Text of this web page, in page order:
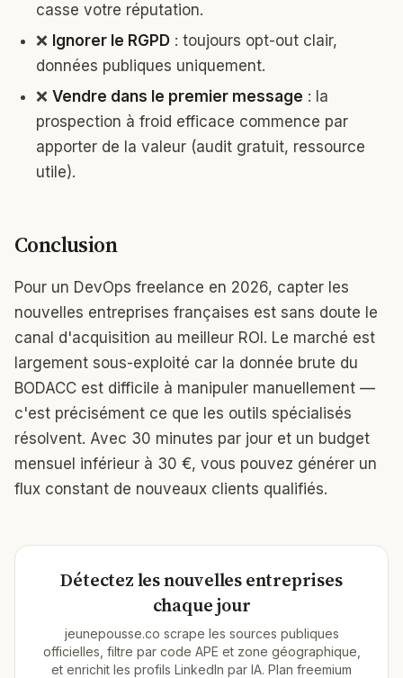
casse votre réputation.
❌ Ignorer le RGPD : toujours opt-out clair,
données publiques uniquement.
❌ Vendre dans le premier message : la
prospection à froid efficace commence par
apporter de la valeur (audit gratuit, ressource
utile).
Conclusion
Pour un DevOps freelance en 2026, capter les
nouvelles entreprises françaises est sans doute le
canal d'acquisition au meilleur ROI. Le marché est
largement sous-exploité car la donnée brute du
BODACC est difficile à manipuler manuellement —
c'est précisément ce que les outils spécialisés
résolvent. Avec 30 minutes par jour et un budget
mensuel inférieur à 30 €, vous pouvez générer un
flux constant de nouveaux clients qualifiés.
Détectez les nouvelles entreprises
chaque jour
jeunepousse.co scrape les sources publiques
officielles, filtre par code APE et zone géographique,
et enrichit les profils LinkedIn par IA. Plan freemium